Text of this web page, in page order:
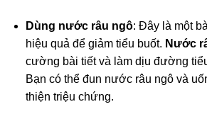
Dùng nước râu ngô: Đây là một
hiệu quả để giảm tiểu buốt. Nước
cường bài tiết và làm dịu đường
Bạn có thể đun nước râu ngô và
thiện triệu chứng.